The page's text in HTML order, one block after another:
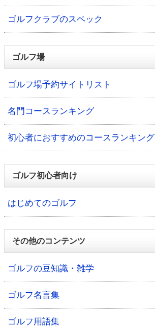
ゴルフクラブのスペック
ゴルフ場
ゴルフ場予約サイトリスト
名門コースランキング
初心者におすすめのコースランキング
ゴルフ初心者向け
はじめてのゴルフ
その他のコンテンツ
ゴルフの豆知識・雑学
ゴルフ名言集
ゴルフ用語集